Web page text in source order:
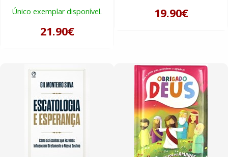
Único exemplar disponível.
21.90€
19.90€